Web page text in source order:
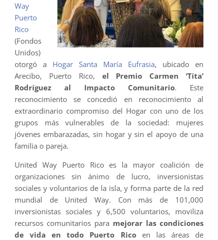
Way
Puerto
Rico
(Fondos
Unidos)
otorgó a Hogar Santa María Eufrasia, ubicado en
Arecibo, Puerto Rico, el Premio Carmen ‘Tita’
Rodríguez al Impacto Comunitario. Este
reconocimiento se concedió en reconocimiento al
extraordinario compromiso del Hogar con uno de los
grupos más vulnerables de la sociedad: mujeres
jóvenes embarazadas, sin hogar y sin el apoyo de una
familia o pareja.
United Way Puerto Rico es la mayor coalición de
organizaciones sin ánimo de lucro, inversionistas
sociales y voluntarios de la isla, y forma parte de la red
mundial de United Way. Con más de 101,000
inversionistas sociales y 6,500 voluntarios, moviliza
recursos comunitarios para mejorar las condiciones
de vida en todo Puerto Rico en las áreas de